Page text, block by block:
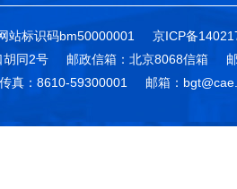
站标识码bm50000001
京ICP备
胡同2号
邮政信箱：北京8068信箱
传真：8610-59300001 邮箱：